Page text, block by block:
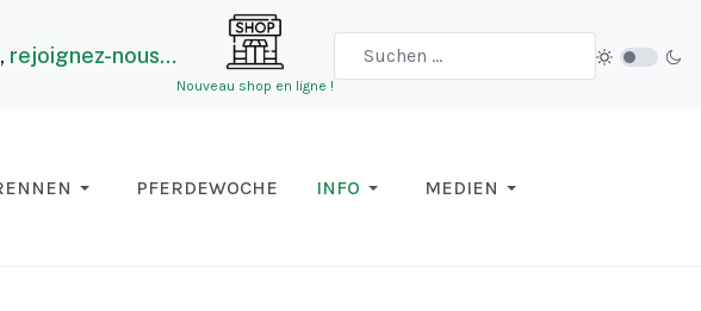
rejoignez-nous…
Nouveau shop en ligne !
PFERDEWOCHE INFO MEDIEN